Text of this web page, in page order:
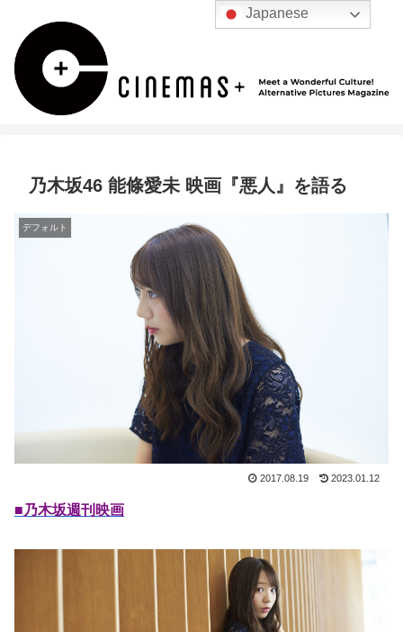
乃木坂46 能條愛未 映画『悪人』を語る
デフォルト
2017.08.19 2023.01.12
■乃木坂週刊映画
Japanese